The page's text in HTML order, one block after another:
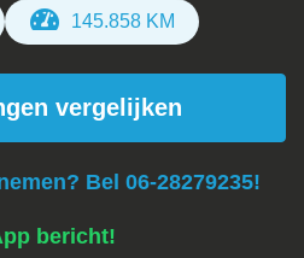
145.858 KM
vergelijken
Bel 06-28279235!
bericht!